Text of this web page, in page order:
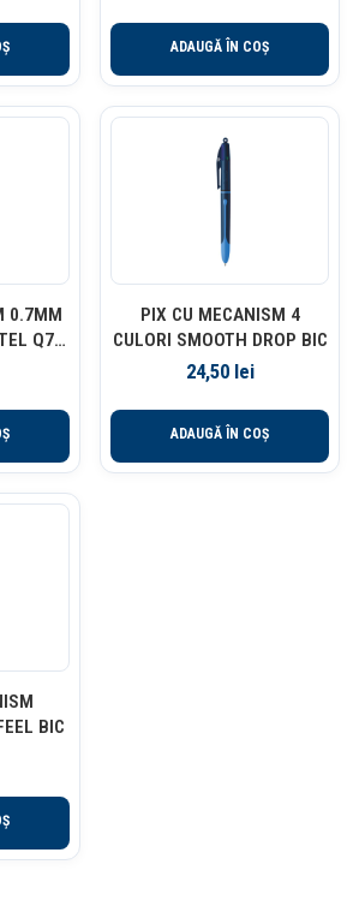
ADAUGĂ ÎN COȘ
0.7MM
Q70
PIX CU MECANISM 4
CULORI SMOOTH DROP BIC
24,50 lei
ADAUGĂ ÎN COȘ
BIC